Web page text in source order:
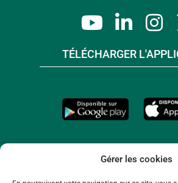
Gérer les cookies
TÉLÉCHARGER